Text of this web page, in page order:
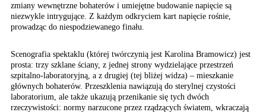
zmiany wewnętrzne bohaterów i umiejętne budowanie napięcie są
niezwykle intrygujące. Z każdym odkryciem kart napięcie rośnie,
prowadząc do niespodziewanego finału.
Scenografia spektaklu (której twórczynią jest Karolina Bramowicz) jest
prosta: trzy szklane ściany, z jednej strony wydzielające przestrzeń
szpitalno-laboratoryjną, a z drugiej (tej bliżej widza) – mieszkanie
głównych bohaterów. Przeszklenia nawiązują do sterylnej czystości
laboratorium, ale także ukazują przenikanie się tych dwóch
rzeczywistości: normy narzucone przez rządzących światem, wkraczają